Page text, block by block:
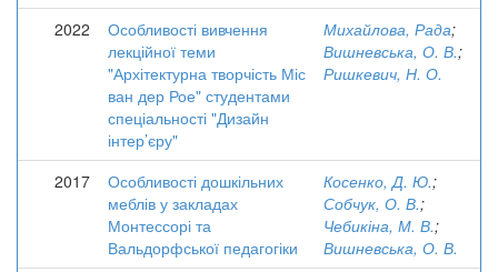
2022
Особливості вивчення
лекційної теми
"Архітектурна творчість Міс
ван дер Рое" студентами
спеціальності "Дизайн
інтер’єру"
Михайлова, Рада;
Вишневська, О. В.;
Ришкевич, Н. О.
2017
Особливості дошкільних
меблів у закладах
Монтессорі та
Вальдорфської педагогіки
Косенко, Д. Ю.;
Собчук, О. В.;
Чебикіна, М. В.;
Вишневська, О. В.